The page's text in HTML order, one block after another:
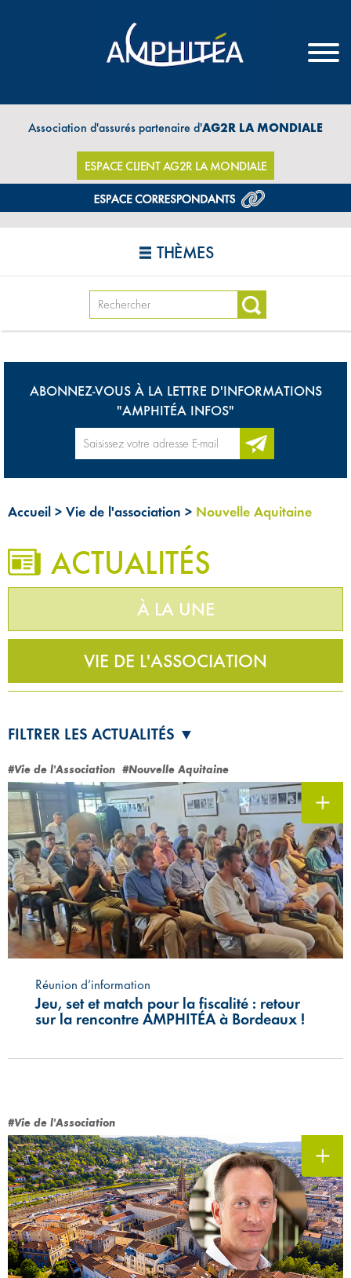
Association d'assurés partenaire d'AG2R LA MONDIALE
ESPACE CLIENT AG2R LA MONDIALE
THÈMES
ABONNEZ-VOUS À LA LETTRE D'INFORMATIONS
"AMPHITÉA INFOS"
Accueil > Vie de l'association > Nouvelle Aquitaine
ACTUALITÉS
À LA UNE
VIE DE L'ASSOCIATION
FILTRER LES ACTUALITÉS ▼
#Vie de l'Association #Nouvelle Aquitaine
Réunion d’information
Jeu, set et match pour la fiscalité : retour
sur la rencontre AMPHITÉA à Bordeaux !
#Vie de l'Association